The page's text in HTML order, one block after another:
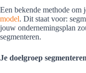
Een bekende methode om
model. Dit staat voor:
jouw ondernemingsplan
segmenteren.
Je doelgroep